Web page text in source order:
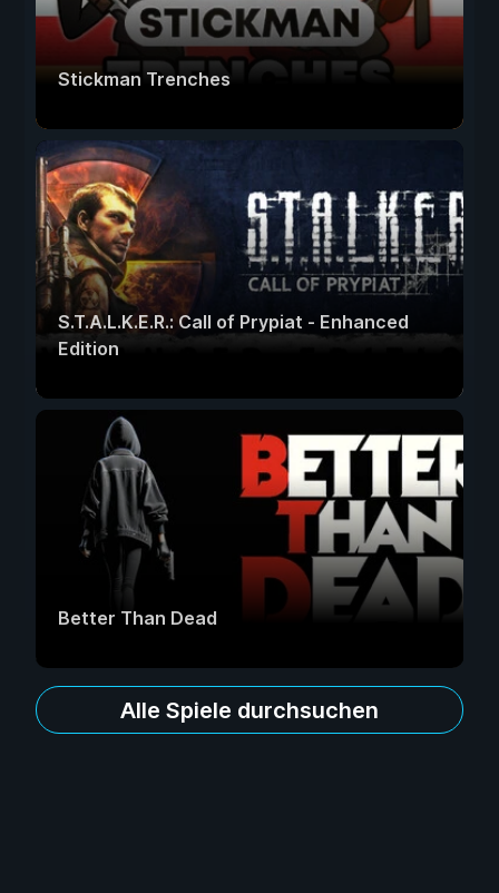
Stickman Trenches
S.T.A.L.K.E.R.: Call of Prypiat - Enhanced
Edition
Better Than Dead
Alle Spiele durchsuchen